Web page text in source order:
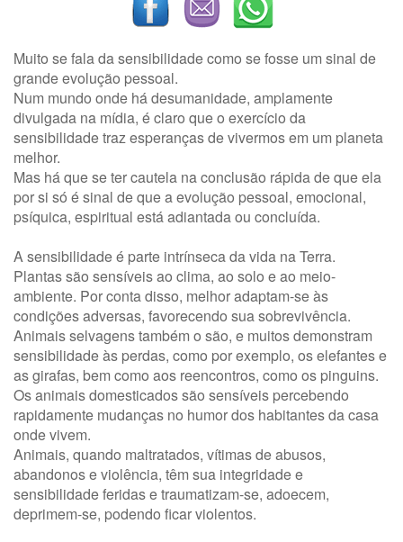
Muito se fala da sensibilidade como se fosse um sinal de
grande evolução pessoal.
Num mundo onde há desumanidade, amplamente
divulgada na mídia, é claro que o exercício da
sensibilidade traz esperanças de vivermos em um planeta
melhor.
Mas há que se ter cautela na conclusão rápida de que ela
por si só é sinal de que a evolução pessoal, emocional,
psíquica, espiritual está adiantada ou concluída.
A sensibilidade é parte intrínseca da vida na Terra.
Plantas são sensíveis ao clima, ao solo e ao meio-
ambiente. Por conta disso, melhor adaptam-se às
condições adversas, favorecendo sua sobrevivência.
Animais selvagens também o são, e muitos demonstram
sensibilidade às perdas, como por exemplo, os elefantes e
as girafas, bem como aos reencontros, como os pinguins.
Os animais domesticados são sensíveis percebendo
rapidamente mudanças no humor dos habitantes da casa
onde vivem.
Animais, quando maltratados, vítimas de abusos,
abandonos e violência, têm sua integridade e
sensibilidade feridas e traumatizam-se, adoecem,
deprimem-se, podendo ficar violentos.